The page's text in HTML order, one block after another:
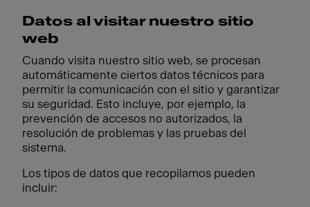
Datos al visitar nuestro sitio
web
Cuando visita nuestro sitio web, se procesan
automáticamente ciertos datos técnicos para
permitir la comunicación con el sitio y garantizar
su seguridad. Esto incluye, por ejemplo, la
prevención de accesos no autorizados, la
resolución de problemas y las pruebas del
sistema.
Los tipos de datos que recopilamos pueden
incluir: